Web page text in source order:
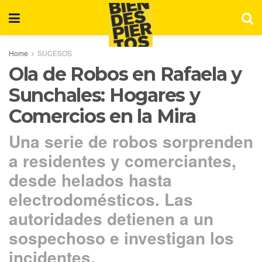
Home SUCESOS
Ola de Robos en Rafaela y
Sunchales: Hogares y
Comercios en la Mira
Una serie de robos sorprenden
a residentes y comerciantes,
desde helados hasta
electrodomésticos. Las
autoridades detienen a un
sospechoso e investigan los
incidentes.